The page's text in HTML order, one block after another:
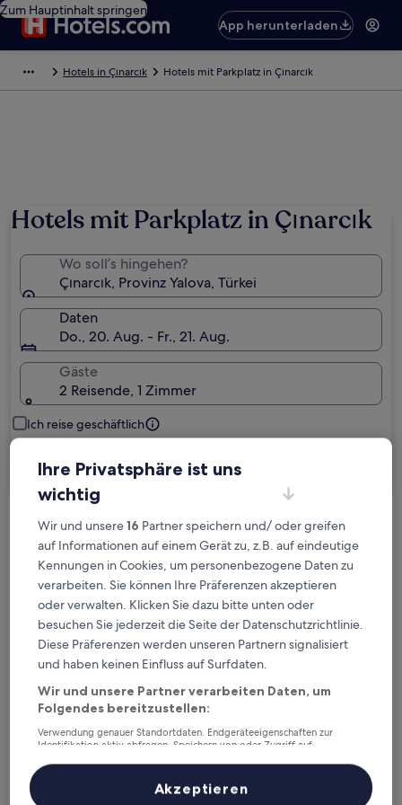
Zum Hauptinhalt springen
App herunterladen
Hotels in Çınarcık Hotels mit Parkplatz in Çınarcık
Hotels mit Parkplatz in Çınarcık
Wo soll’s hingehen?
Çınarcık, Provinz Yalova, Türkei
Daten
Do., 20. Aug. - Fr., 21. Aug.
Gäste
2 Reisende, 1 Zimmer
Ich reise geschäftlich
Suchen
Kostenlose Stornierung bei
Planänderungen
Verdiene Prämien für jede
wahrgenommene Übernachtung
Mehr sparen mit Preisen für Mitglieder
Überprüfe die Preise für diese Daten
Ihre Privatsphäre ist uns
wichtig
Wir und unsere16 Partner speichern und/ oder greifen
auf Informationen auf einem Gerät zu, z.B. auf eindeutige
Kennungen in Cookies, um personenbezogene Daten zu
verarbeiten. Sie können Ihre Präferenzen akzeptieren
oder verwalten. Klicken Sie dazu bitte unten oder
besuchen Sie jederzeit die Seite der Datenschutzrichtlinie.
Diese Präferenzen werden unseren Partnern signalisiert
und haben keinen Einfluss auf Surfdaten.
Wir und unsere Partner verarbeiten Daten, um
Folgendes bereitzustellen:
Verwendung genauer Standortdaten. Endgeräteeigenschaften zur
Identifikation aktiv abfragen. Speichern von oder Zugriff auf
Inhalte, Messung von Werbeleistung und der Performance von Inhalten,
Zielgruppenforschung sowie Entwicklung und Verbesserung von
Akzeptieren